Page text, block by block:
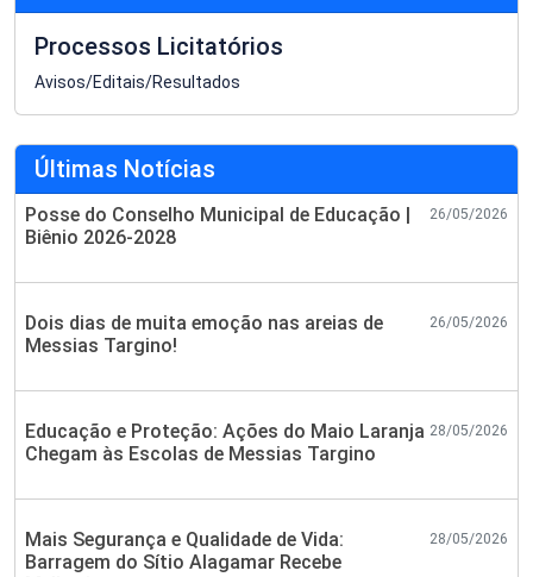
Processos Licitatórios
Avisos/Editais/Resultados
Últimas Notícias
Posse do Conselho Municipal de Educação |
Biênio 2026-2028
26/05/2026
Dois dias de muita emoção nas areias de
Messias Targino!
26/05/2026
Educação e Proteção: Ações do Maio Laranja
Chegam às Escolas de Messias Targino
28/05/2026
Mais Segurança e Qualidade de Vida:
Barragem do Sítio Alagamar Recebe
28/05/2026